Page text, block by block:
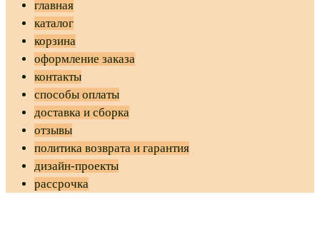
главная
каталог
корзина
оформление заказа
контакты
способы оплаты
доставка и сборка
отзывы
политика возврата и гарантия
дизайн-проекты
рассрочка